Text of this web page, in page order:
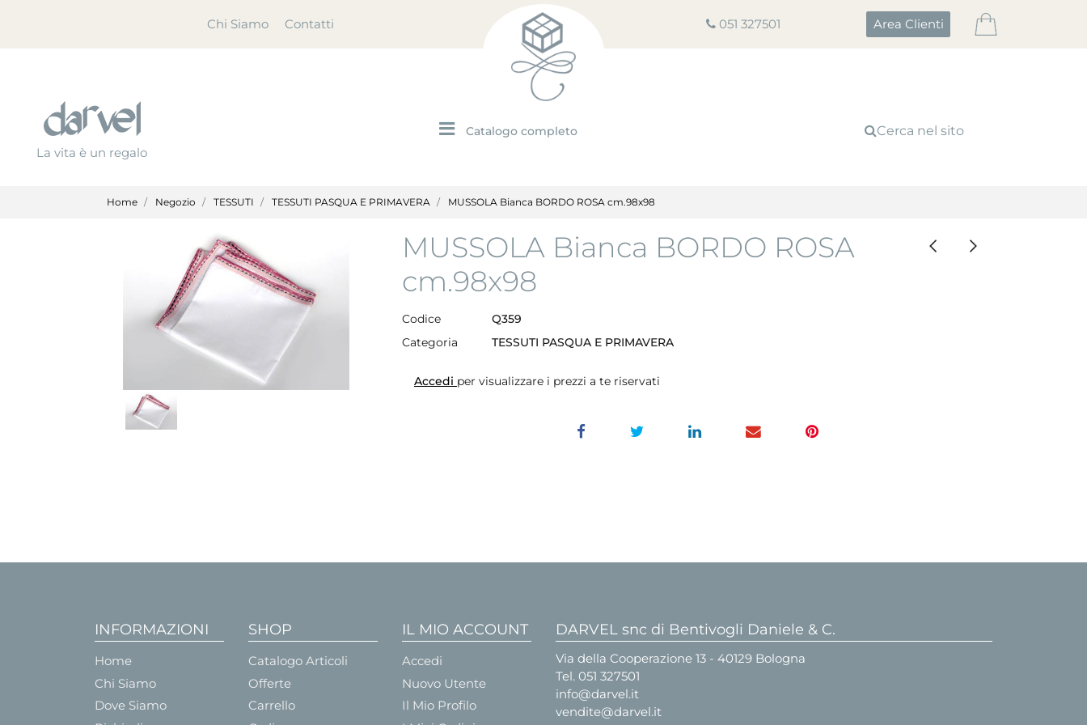
Chi Siamo Contatti 051 327501 Area Clienti
La vita è un regalo
Open menu Cerca nel sito
Home Negozio TESSUTI TESSUTI PASQUA E PRIMAVERA MUSSOLA Bianca BORDO ROSA cm.98x98
MUSSOLA Bianca BORDO ROSA
cm.98x98
Codice
Q359
Categoria
TESSUTI PASQUA E PRIMAVERA
Accedi per visualizzare i prezzi a te riservati
INFORMAZIONI
Home
Chi Siamo
Dove Siamo
SHOP
Catalogo Articoli
Offerte
Carrello
IL MIO ACCOUNT
Accedi
Nuovo Utente
Il Mio Profilo
DARVEL snc di Bentivogli Daniele & C.
Via della Cooperazione 13 - 40129 Bologna
Tel. 051 327501
info@darvel.it
vendite@darvel.it